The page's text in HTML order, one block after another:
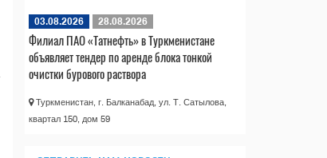
03.08.2026 28.08.2026
Филиал ПАО «Татнефть» в Туркменистане
объявляет тендер по аренде блока тонкой
очистки бурового раствора
Туркменистан, г. Балканабад, ул. Т. Сатылова,
квартал 150, дом 59